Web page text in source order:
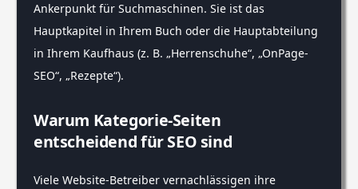
Ankerpunkt für Suchmaschinen. Sie ist das
Hauptkapitel in Ihrem Buch oder die Hauptabteilung
in Ihrem Kaufhaus (z. B. „Herrenschuhe“, „OnPage-
SEO“, „Rezepte“).
Warum Kategorie-Seiten
entscheidend für SEO sind
Viele Website-Betreiber vernachlässigen ihre